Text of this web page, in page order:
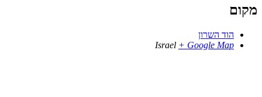
מקום
הוד השרון
Israel + Google Map